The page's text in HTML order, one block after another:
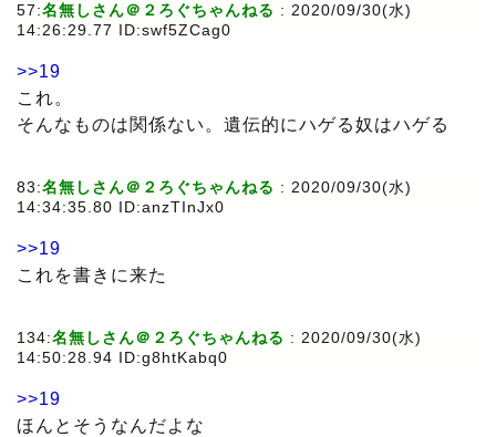
57:名無しさん＠２ろぐちゃんねる : 2020/09/30(水)
14:26:29.77 ID:swf5ZCag0
>>19
これ。
そんなものは関係ない。遺伝的にハゲる奴はハゲる
83:名無しさん＠２ろぐちゃんねる : 2020/09/30(水)
14:34:35.80 ID:anzTInJx0
>>19
これを書きに来た
134:名無しさん＠２ろぐちゃんねる : 2020/09/30(水)
14:50:28.94 ID:g8htKabq0
>>19
ほんとそうなんだよな